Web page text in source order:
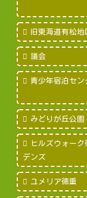
旧東海道有松地
議会
青少年宿泊セン
みどりが丘公園
ヒルズウォーク
デンズ
ユメリア徳重